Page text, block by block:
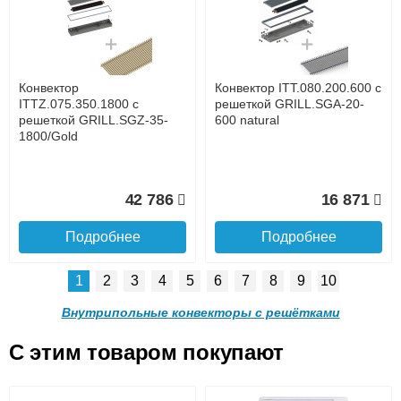
до подъезда
услуга платная
с решеткой GRILL.SGA-20-
1000 natural
24 638
Подробнее
решеткой GRILL.SGA-20-
900 natural
22 977
Конвектор ITT.080.200.800 с
решеткой GRILL.SGA-20-
800 natural
Конвектор ITT.080.200.700 с
решеткой GRILL.SGA-20-
700 natural
Конвектор
ITTZ.075.350.1800 с
решеткой GRILL.SGZ-35-
1800/Gold
42 786
Подробнее
Конвектор ITT.080.200.600 с
решеткой GRILL.SGA-20-
600 natural
16 871
Подробнее
1 2 3 4 5 6 7 8 9 10
Внутрипольные конвекторы с решётками
C этим товаром покупают